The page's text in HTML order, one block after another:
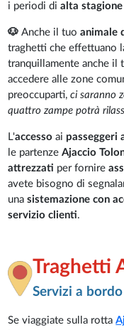
i periodi dialta stagione
🐶Anche il tuoanimale
traghetti che effettuano
tranquillamente anche il
accedere alle zone
preoccuparti, ci saranno
quattro zampe potrà
L'accesso ai passeggeri
le partenzeAjaccio
attrezzati per fornire
avete bisogno di
una sistemazione con
servizio clienti.
Traghetti
Servizi a bordo
Se viaggiate sulla rotta